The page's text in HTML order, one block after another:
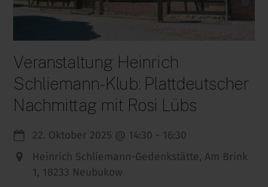
Veranstaltung Heinrich
Schliemann-Klub: Plattdeutscher
Nachmittag mit Rosi Lübs
22. Oktober 2025 @ 14:30 - 16:30
Heinrich Schliemann-Gedenkstätte, Am Brink
1, 18233 Neubukow